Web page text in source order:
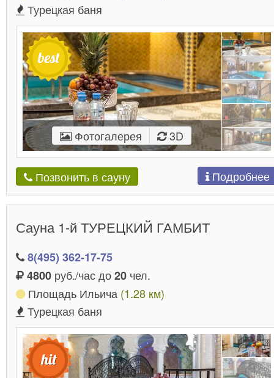
Турецкая баня
Фотогалерея 3D
Позвонить в сауну Подробнее
Сауна 1-й ТУРЕЦКИЙ ГАМБИТ
8(495) 362-17-75
4800 руб./час до20 чел.
Площадь Ильича (1.28 км)
Турецкая баня